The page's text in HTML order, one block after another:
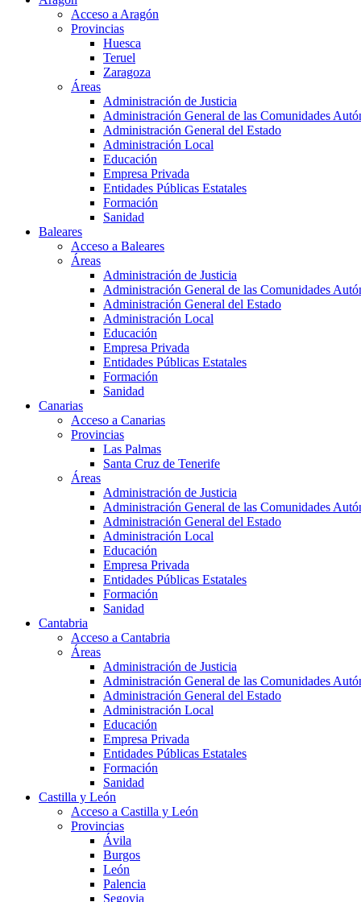
Acceso a Aragón
Provincias
Huesca
Teruel
Zaragoza
Áreas
Administración de Justicia
Administración General de las Comunidades
Administración General del Estado
Administración Local
Educación
Empresa Privada
Entidades Públicas Estatales
Formación
Sanidad
Baleares
Acceso a Baleares
Áreas
Administración de Justicia
Administración General de las Comunidades
Administración General del Estado
Administración Local
Educación
Empresa Privada
Entidades Públicas Estatales
Formación
Sanidad
Canarias
Acceso a Canarias
Provincias
Las Palmas
Santa Cruz de Tenerife
Áreas
Administración de Justicia
Administración General de las Comunidades
Administración General del Estado
Administración Local
Educación
Empresa Privada
Entidades Públicas Estatales
Formación
Sanidad
Cantabria
Acceso a Cantabria
Áreas
Administración de Justicia
Administración General de las Comunidades
Administración General del Estado
Administración Local
Educación
Empresa Privada
Entidades Públicas Estatales
Formación
Sanidad
Castilla y León
Acceso a Castilla y León
Provincias
Ávila
Burgos
León
Palencia
Segovia